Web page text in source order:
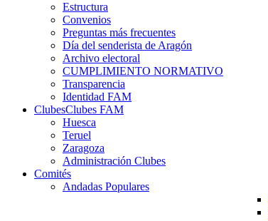
Estructura
Convenios
Preguntas más frecuentes
Día del senderista de Aragón
Archivo electoral
CUMPLIMIENTO NORMATIVO
Transparencia
Identidad FAM
ClubesClubes FAM
Huesca
Teruel
Zaragoza
Administración Clubes
Comités
Andadas Populares